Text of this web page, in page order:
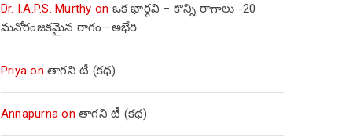
Dr. I.A.P.S. Murthy on ఒక భార్గవి – కొన్ని రాగాలు -20
మనోరంజకమైన రాగం—అభేరి
Priya onతాగని టీ (కథ)
Annapurna onతాగని టీ (కథ)